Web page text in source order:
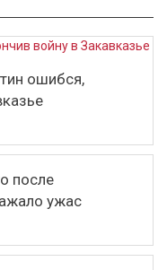
ошибся,
после
ужас